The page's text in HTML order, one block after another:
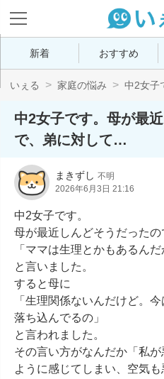
新着 おすすめ
いぇる 家庭の悩み 中2女子
中2女子です。母が最
で、弟に対して…
まきずし 不明
2026年6月3日 21:16
中2女子です。
母が最近しんどそうだったの
「ママは生理とかもあるん
と言いました。
すると母に
「生理関係ないんだけど。
落ち込んでるの」
と言われました。
その言い方がなんだか「私
ように感じてしまい、空気